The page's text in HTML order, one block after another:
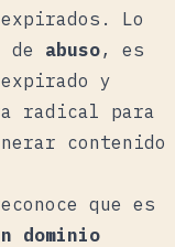
Lo
de abuso, es
y
radical para
contenido
que es
dominio